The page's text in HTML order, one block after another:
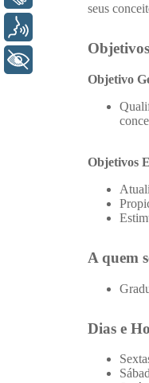
+ Acessibilidade